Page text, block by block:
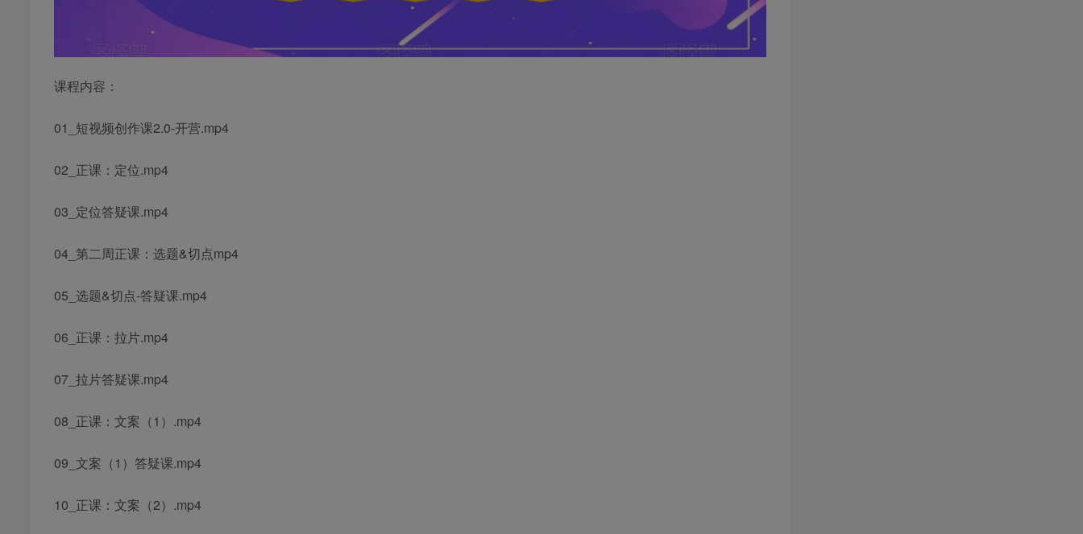
课程内容：
01_短视频创作课2.0-开营.mp4
02_正课：定位.mp4
03_定位答疑课.mp4
04_第二周正课：选题&切点mp4
05_选题&切点-答疑课.mp4
06_正课：拉片.mp4
07_拉片答疑课.mp4
08_正课：文案（1）.mp4
09_文案（1）答疑课.mp4
10_正课：文案（2）.mp4